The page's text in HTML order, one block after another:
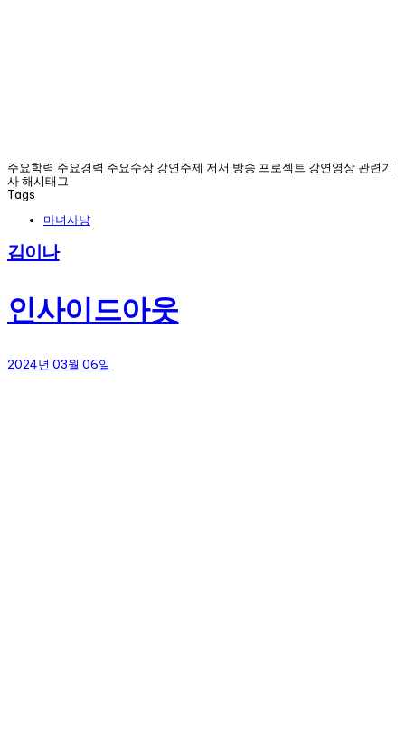
주요학력 주요경력 주요수상 강연주제 저서 방송 프로젝트 강연영상 관련기
사 해시태그
Tags
마녀사냥
김이나
인사이드아웃
2024년 03월 06일